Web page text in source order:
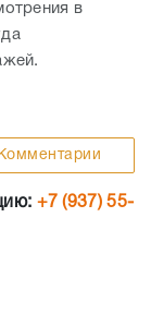
в
Комментарии
+7 (937) 55-